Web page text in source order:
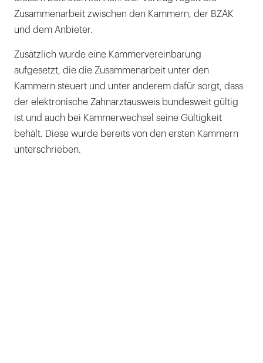
Zusammenarbeit zwischen den Kammern, der BZÄK
und dem Anbieter.
Zusätzlich wurde eine Kammervereinbarung
aufgesetzt, die die Zusammenarbeit unter den
Kammern steuert und unter anderem dafür sorgt, dass
der elektronische Zahnarztausweis bundesweit gültig
ist und auch bei Kammerwechsel seine Gültigkeit
behält. Diese wurde bereits von den ersten Kammern
unterschrieben.